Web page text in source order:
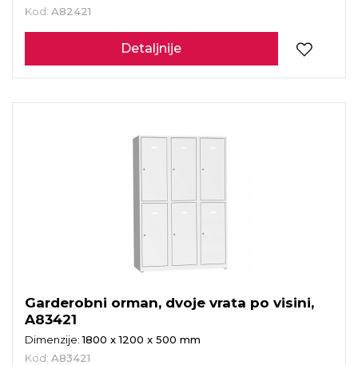
Kod: A82421
Detaljnije
Garderobni orman, dvoje vrata po visini,
A83421
Dimenzije:1800 x 1200 x 500 mm
Kod: A83421